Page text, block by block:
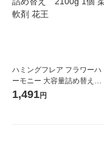
ハミングフレア フラワーハ
ーモニー 大容量詰め替え 2
100g 1個 柔軟剤 花王
1,491円